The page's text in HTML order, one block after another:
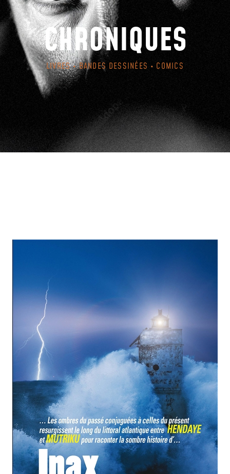
CHRONIQUES
LIVRES • BANDES DESSINÉES • COMICS